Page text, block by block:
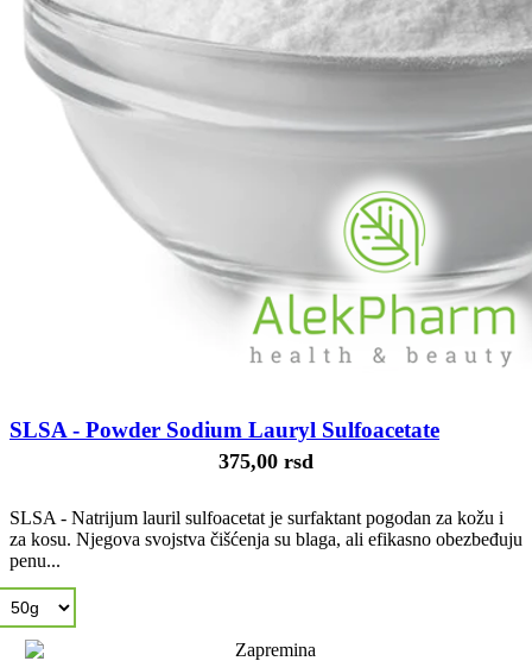
SLSA - Powder Sodium Lauryl Sulfoacetate
375,00 rsd
SLSA - Natrijum lauril sulfoacetat je surfaktant pogodan za kožu i
za kosu. Njegova svojstva čišćenja su blaga, ali efikasno obezbeđuju
penu...